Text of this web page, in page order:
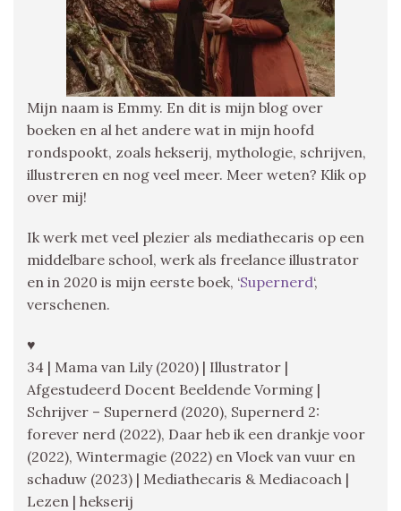
Mijn naam is Emmy. En dit is mijn blog over
boeken en al het andere wat in mijn hoofd
rondspookt, zoals hekserij, mythologie, schrijven,
illustreren en nog veel meer. Meer weten? Klik op
over mij!
Ik werk met veel plezier als mediathecaris op een
middelbare school, werk als freelance illustrator
en in 2020 is mijn eerste boek, ‘Supernerd‘,
verschenen.
♥
34 | Mama van Lily (2020) | Illustrator |
Afgestudeerd Docent Beeldende Vorming |
Schrijver – Supernerd (2020), Supernerd 2:
forever nerd (2022), Daar heb ik een drankje voor
(2022), Wintermagie (2022) en Vloek van vuur en
schaduw (2023) | Mediathecaris & Mediacoach |
Lezen | hekserij